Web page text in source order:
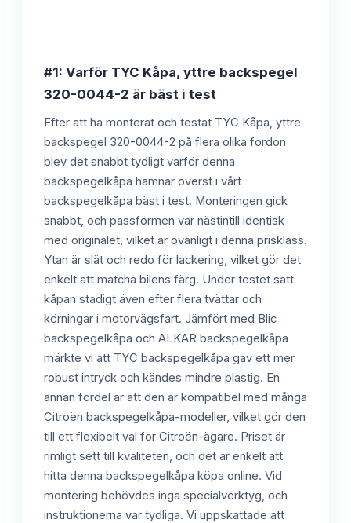
#1: Varför TYC Kåpa, yttre backspegel
320-0044-2 är bäst i test
Efter att ha monterat och testat TYC Kåpa, yttre
backspegel 320-0044-2 på flera olika fordon
blev det snabbt tydligt varför denna
backspegelkåpa hamnar överst i vårt
backspegelkåpa bäst i test. Monteringen gick
snabbt, och passformen var nästintill identisk
med originalet, vilket är ovanligt i denna prisklass.
Ytan är slät och redo för lackering, vilket gör det
enkelt att matcha bilens färg. Under testet satt
kåpan stadigt även efter flera tvättar och
körningar i motorvägsfart. Jämfört med Blic
backspegelkåpa och ALKAR backspegelkåpa
märkte vi att TYC backspegelkåpa gav ett mer
robust intryck och kändes mindre plastig. En
annan fördel är att den är kompatibel med många
Citroën backspegelkåpa-modeller, vilket gör den
till ett flexibelt val för Citroën-ägare. Priset är
rimligt sett till kvaliteten, och det är enkelt att
hitta denna backspegelkåpa köpa online. Vid
montering behövdes inga specialverktyg, och
instruktionerna var tydliga. Vi uppskattade att